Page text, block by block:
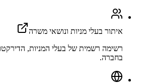
איתור בעלי מניות ונושאי משרה
רשימה רשמית של בעלי המניות,
בחברה.